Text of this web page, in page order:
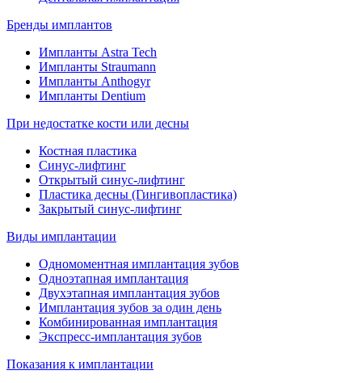
Бренды имплантов
Импланты Astra Tech
Импланты Straumann
Импланты Anthogyr
Импланты Dentium
При недостатке кости или десны
Костная пластика
Синус-лифтинг
Открытый синус-лифтинг
Пластика десны (Гингивопластика)
Закрытый синус-лифтинг
Виды имплантации
Одномоментная имплантация зубов
Одноэтапная имплантация
Двухэтапная имплантация зубов
Имплантация зубов за один день
Комбинированная имплантация
Экспресс-имплантация зубов
Показания к имплантации